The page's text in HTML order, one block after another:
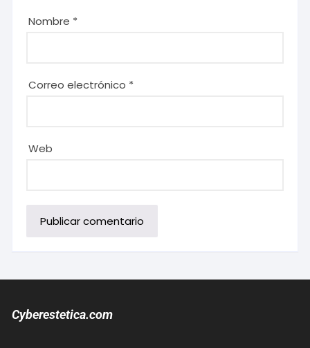
Nombre *
Correo electrónico *
Web
Cyberestetica.com